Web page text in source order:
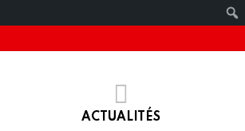
ACTUALITÉS